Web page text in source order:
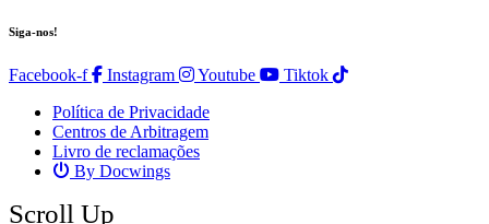
Siga-nos!
Facebook-f Instagram Youtube
Tiktok
Política de Privacidade
Centros de Arbitragem
Livro de reclamações
By Docwings
Scroll Up